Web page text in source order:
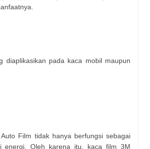
diaplikasikan pada kaca mobil maupun
Film tidak hanya berfungsi sebagai
energi. Oleh karena itu, kaca film 3M